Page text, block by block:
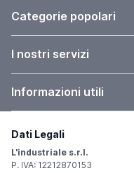
Categorie popolari
I nostri servizi
Informazioni utili
Dati Legali
L'industriale s.r.l.
P. IVA: 12212870153